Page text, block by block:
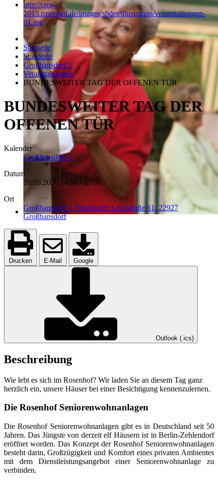
http://cms-
2015.rosenhof.de/images/slider/illustration/veranstaltungen-
01.jpg
Startseite
Standorte
Großhansdorf 1
Veranstaltungen
BUNDESWEITER TAG DER OFFENEN TÜR
BUNDESWEITER TAG DER
OFFENEN TÜR
Kalender
Großhansdorf 1
Datum
20.09.2026 14:00 - 17:00
Ort
Großhansdorf 1, Hoisdorfer Landstraße 61, 22927
Großhansdorf
Drucken E-Mail Google
Outlook (.ics)
Beschreibung
Wie lebt es sich im Rosenhof? Wir laden Sie an diesem Tag ganz
herzlich ein, unsere Häuser bei einer Besichtigung kennenzulernen.
Die Rosenhof Seniorenwohnanlagen
Die Rosenhof Seniorenwohnanlagen gibt es in Deutschland seit 50
Jahren. Das Jüngste von derzeit elf Häusern ist in Berlin-Zehlendorf
eröffnet worden. Das Konzept der Rosenhof Seniorenwohnanlagen
besteht darin, Großzügigkeit und Komfort eines privaten Ambientes
mit dem Dienstleistungsangebot einer Seniorenwohnanlage zu
verbinden.